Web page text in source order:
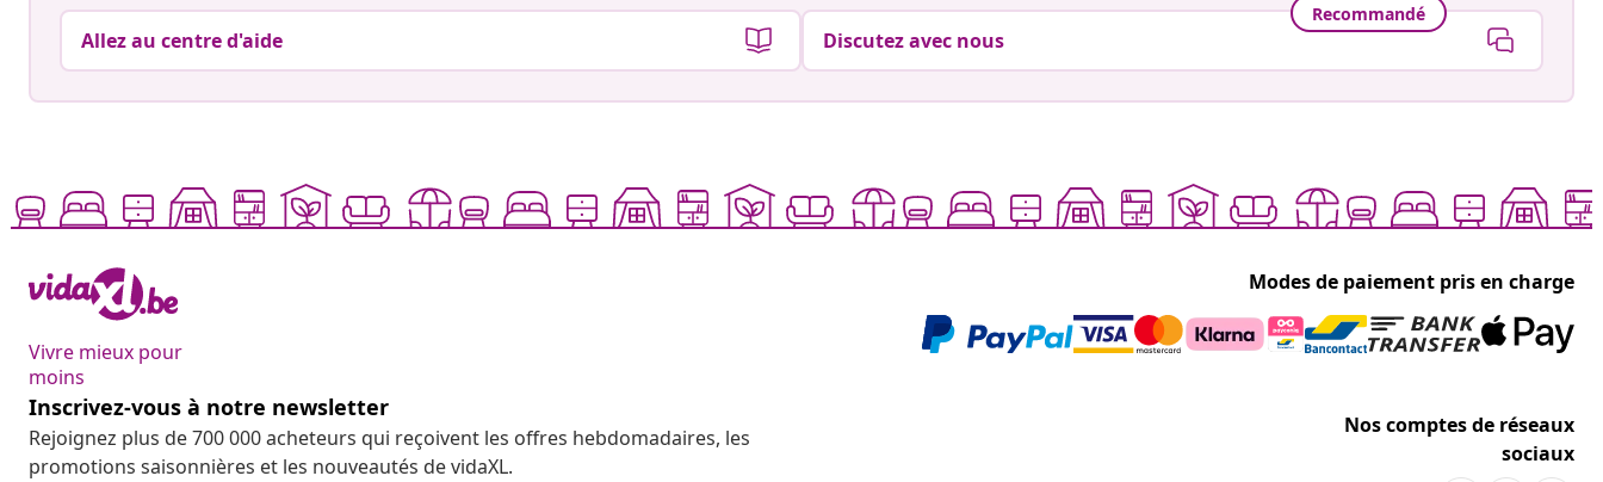
Allez au centre d'aide
Recommandé
Discutez avec nous
Vivre mieux pour
moins
Modes de paiement pris en charge
Inscrivez-vous à notre newsletter
Rejoignez plus de 700 000 acheteurs qui reçoivent les offres hebdomadaires, les
promotions saisonnières et les nouveautés de vidaXL.
Nos comptes de réseaux
sociaux